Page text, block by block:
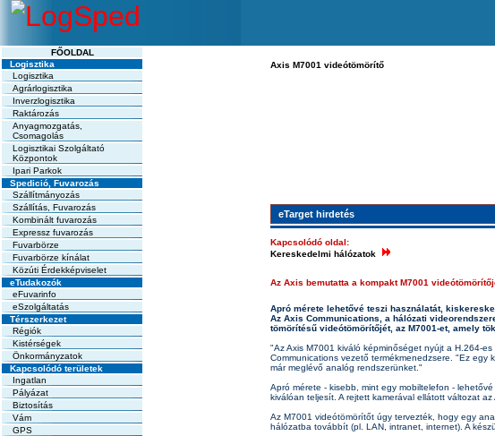
FŐOLDAL
Logisztika
Logisztika
Agrárlogisztika
Inverzlogisztika
Raktározás
Anyagmozgatás,
Csomagolás
Logisztikai Szolgáltató
Központok
Ipari Parkok
Spedició, Fuvarozás
Szállítmányozás
Szállítás, Fuvarozás
Kombinált fuvarozás
Expressz fuvarozás
Fuvarbörze
Fuvarbörze kínálat
Közúti Érdekképviselet
eTudakozók
eFuvarinfo
eSzolgáltatás
Térszerkezet
Régiók
Kistérségek
Önkormányzatok
Kapcsolódó területek
Ingatlan
Pályázat
Biztosítás
Vám
GPS
Axis M7001 videótömörítő
eTarget hirdetés
Kapcsolódó oldal:
Kereskedelmi hálózatok
Az Axis bemutatta a kompakt M7001
Apró mérete lehetővé teszi használatát,
Az Axis Communications, a hálózati
tömörítésű videótömörítőjét, az M7001-et, amely
"Az Axis M7001 kiváló képminőséget nyújt a H.264-
Communications vezető termékmenedzsere. "Ez
már meglévő analóg rendszerünket."
Apró mérete - kisebb, mint egy mobiltelefon -
kiválóan teljesít. A rejtett kamerával ellátott változat
Az M7001 videótömörítőt úgy tervezték, hogy egy
hálózatba továbbít (pl. LAN, intranet, internet). A